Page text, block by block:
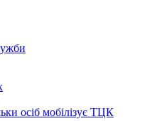
осіб мобілізує ТЦК